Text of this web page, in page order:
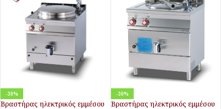
-30%
Βραστήρας ηλεκτρικός εμμέσου
-30%
Βραστήρας ηλεκτρικός εμμέσου